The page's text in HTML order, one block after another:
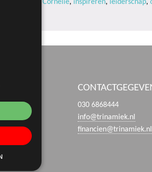
Cornelie, inspireren, leiderschap,
030 6868444
info@trinamiek.nl
financien@trinamiek.nl